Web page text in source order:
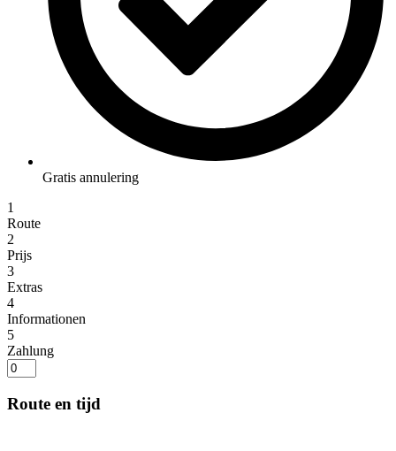
Gratis annulering
1
Route
2
Prijs
3
Extras
4
Informationen
5
Zahlung
Route en tijd